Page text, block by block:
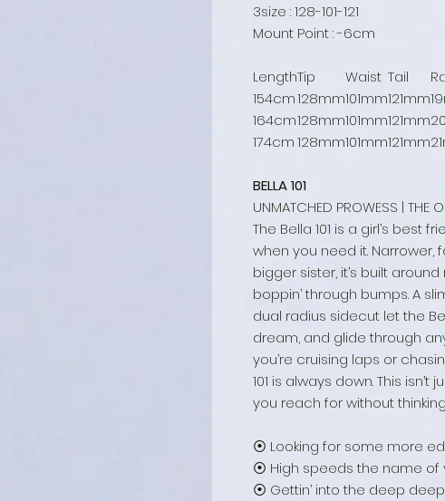
3size : 128-101-121
Mount Point : -6cm
LengthTip Waist Tail
154cm128mm101mm121mm
164cm128mm101mm121mm
174cm128mm101mm121mm
BELLA 101
UNMATCHED PROWESS | THE
The Bella 101 is a girl’s best
when you need it.
bigger sister, it’s built
boppin’ through bumps. A
dual radius sidecut let the
dream, and glide through
you’re cruising laps or
101 is always down. This
you reach for without
⦿ Looking for some more
⦿ High speeds the name of
⦿ Gettin’ into the deep